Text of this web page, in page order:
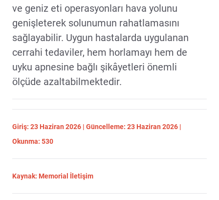
ve geniz eti operasyonları hava yolunu
genişleterek solunumun rahatlamasını
sağlayabilir. Uygun hastalarda uygulanan
cerrahi tedaviler, hem horlamayı hem de
uyku apnesine bağlı şikâyetleri önemli
ölçüde azaltabilmektedir.
Giriş: 23 Haziran 2026 | Güncelleme: 23 Haziran 2026 |
Okunma: 530
Kaynak: Memorial İletişim